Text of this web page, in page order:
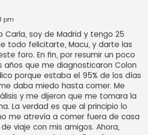
pm
Carla, soy de Madrid y tengo 25
todo felicitarte, Macu, y darte las
foro. En fin, por resumir un poco
años que me diagnosticaron Colon
porque estaba el 95% de los días
daba miedo hasta comer. Me
y me dijeron que me tomara la
La verdad es que al principio lo
me atrevía a comer fuera de casa
viaje con mis amigos. Ahora,